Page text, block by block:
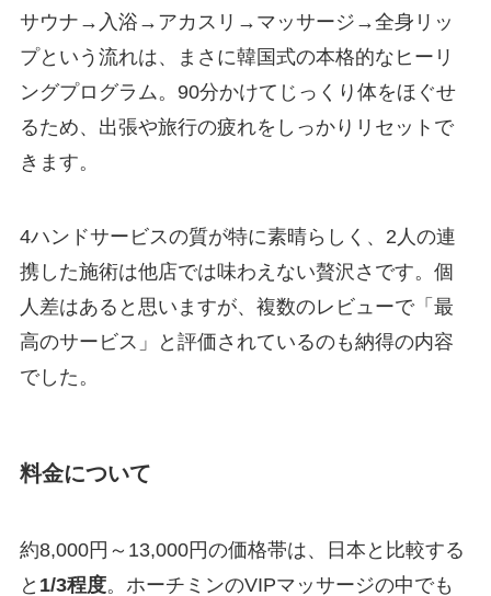
サウナ→入浴→アカスリ→マッサージ→全身リッ
プという流れは、まさに韓国式の本格的なヒーリ
ングプログラム。90分かけてじっくり体をほぐせ
るため、出張や旅行の疲れをしっかりリセットで
きます。
4ハンドサービスの質が特に素晴らしく、2人の連
携した施術は他店では味わえない贅沢さです。個
人差はあると思いますが、複数のレビューで「最
高のサービス」と評価されているのも納得の内容
でした。
料金について
約8,000円～13,000円の価格帯は、日本と比較する
と 1/3程度。ホーチミンのVIPマッサージの中でも